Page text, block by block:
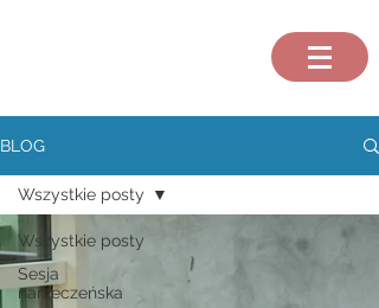
BLOG
Wszystkie posty
Sesja
narzeczeńska
Wszystkie posty